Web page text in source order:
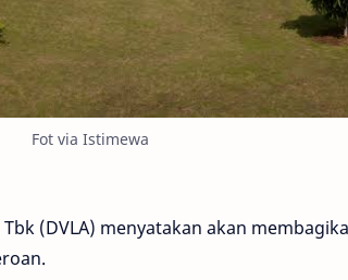
Fot via Istimewa
(DVLA) menyatakan akan